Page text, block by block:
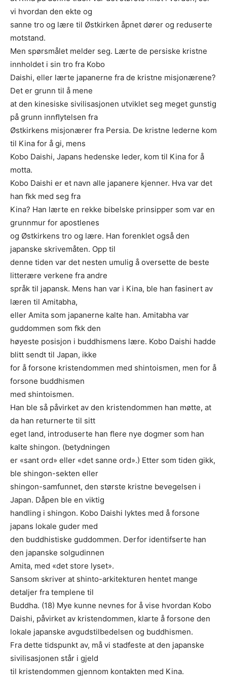
vi hvordan den ekte og
sanne tro og lære til Østkirken åpnet dører og reduserte
motstand.
Men spørsmålet melder seg. Lærte de persiske kristne
innholdet i sin tro fra Kobo
Daishi, eller lærte japanerne fra de kristne misjonærene?
Det er grunn til å mene
at den kinesiske sivilisasjonen utviklet seg meget gunstig
på grunn innﬂytelsen fra
Østkirkens misjonærer fra Persia. De kristne lederne kom
til Kina for å gi, mens
Kobo Daishi, Japans hedenske leder, kom til Kina for å
motta.
Kobo Daishi er et navn alle japanere kjenner. Hva var det
han fkk med seg fra
Kina? Han lærte en rekke bibelske prinsipper som var en
grunnmur for apostlenes
og Østkirkens tro og lære. Han forenklet også den
japanske skrivemåten. Opp til
denne tiden var det nesten umulig å oversette de beste
litterære verkene fra andre
språk til japansk. Mens han var i Kina, ble han fasinert av
læren til Amitabha,
eller Amita som japanerne kalte han. Amitabha var
guddommen som fkk den
høyeste posisjon i buddhismens lære. Kobo Daishi hadde
blitt sendt til Japan, ikke
for å forsone kristendommen med shintoismen, men for å
forsone buddhismen
med shintoismen.
Han ble så påvirket av den kristendommen han møtte, at
da han returnerte til sitt
eget land, introduserte han ﬂere nye dogmer som han
kalte shingon. (betydningen
er «sant ord» eller «det sanne ord».) Etter som tiden gikk,
ble shingon-sekten eller
shingon-samfunnet, den største kristne bevegelsen i
Japan. Dåpen ble en viktig
handling i shingon. Kobo Daishi lyktes med å forsone
japans lokale guder med
den buddhistiske guddommen. Derfor identifserte han
den japanske solgudinnen
Amita, med «det store lyset».
Sansom skriver at shinto-arkitekturen hentet mange
detaljer fra templene til
Buddha. (18) Mye kunne nevnes for å vise hvordan Kobo
Daishi, påvirket av kristendommen, klarte å forsone den
lokale japanske avgudstilbedelsen og buddhismen.
Fra dette tidspunkt av, må vi stadfeste at den japanske
sivilisasjonen står i gjeld
til kristendommen gjennom kontakten med Kina.